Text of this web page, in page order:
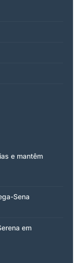
e mantêm
Sena
em